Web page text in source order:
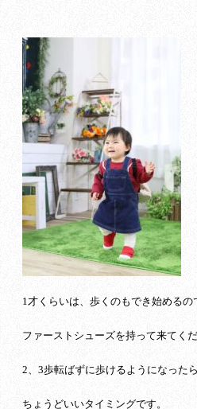
1才くらいは、歩くのもでき始めるの
ファーストシューズを持って来てく
2、3歩転ばずに歩けるようになったら
ちょうどいいタイミングです。